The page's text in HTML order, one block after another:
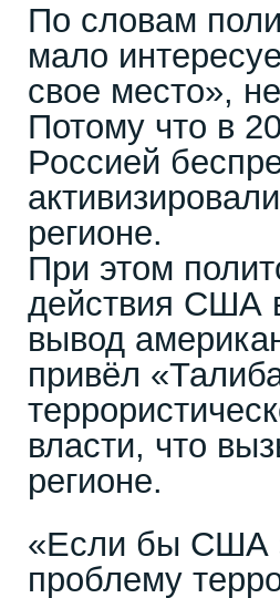
По словам
мало
свое место»,
Потому что в
Россией
регионе.
При этом
действия США
вывод
привёл
власти, что
регионе.
«Если бы США
проблему